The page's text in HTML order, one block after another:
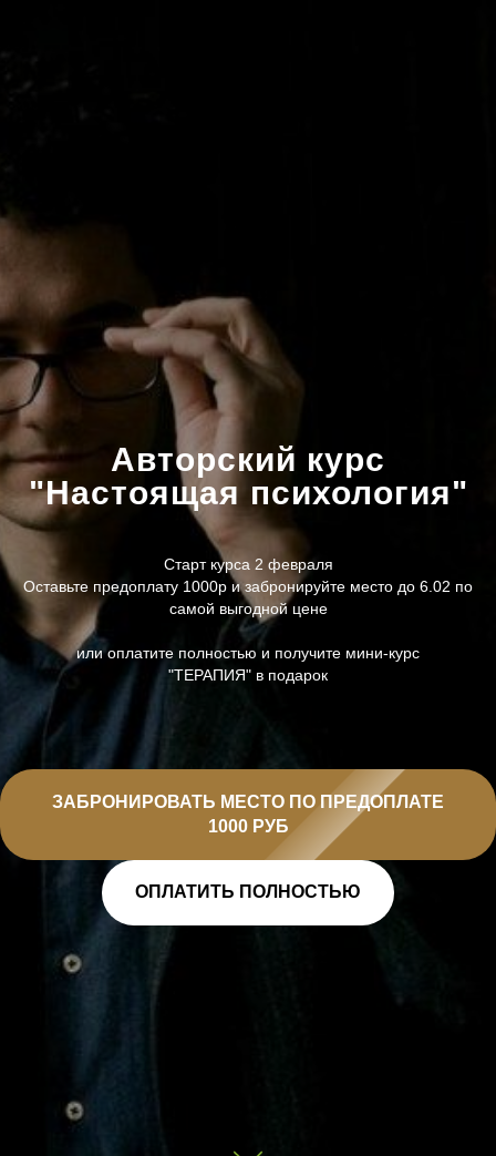
Авторский курс
"Настоящая психология"
Старт курса 2 февраля
Оставьте предоплату 1000р и забронируйте место до 6.02 по
самой выгодной цене
или оплатите полностью и получите мини-курс
"ТЕРАПИЯ" в подарок
ЗАБРОНИРОВАТЬ МЕСТО ПО ПРЕДОПЛАТЕ
1000 РУБ
ОПЛАТИТЬ ПОЛНОСТЬЮ